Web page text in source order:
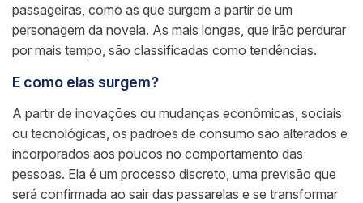
passageiras, como as que surgem a partir de um
personagem da novela. As mais longas, que irão perdurar
por mais tempo, são classificadas como tendências.
E como elas surgem?
A partir de inovações ou mudanças econômicas, sociais
ou tecnológicas, os padrões de consumo são alterados e
incorporados aos poucos no comportamento das
pessoas. Ela é um processo discreto, uma previsão que
será confirmada ao sair das passarelas e se transformar